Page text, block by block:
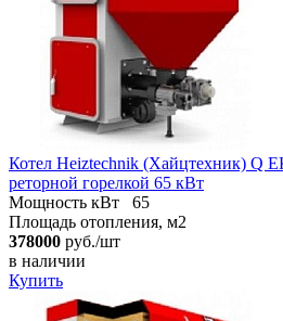
Котел Heiztechnik (Хайцтехник) Q
реторной горелкой 65 кВт
Мощность кВт
65
Площадь отопления, м2
378000 руб./шт
в наличии
Купить